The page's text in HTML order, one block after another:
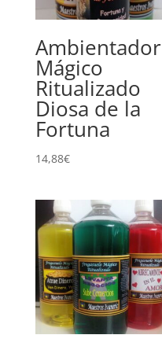
Ambientador
Mágico
Ritualizado
Diosa de la
Fortuna
14,88€